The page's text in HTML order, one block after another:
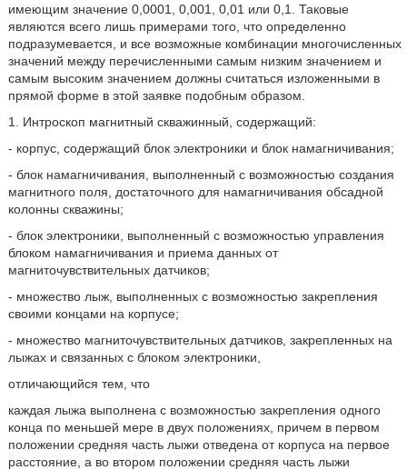
имеющим значение 0,0001, 0,001, 0,01 или 0,1. Таковые
являются всего лишь примерами того, что определенно
подразумевается, и все возможные комбинации многочисленных
значений между перечисленными самым низким значением и
самым высоким значением должны считаться изложенными в
прямой форме в этой заявке подобным образом.
1. Интроскоп магнитный скважинный, содержащий:
- корпус, содержащий блок электроники и блок намагничивания;
- блок намагничивания, выполненный с возможностью создания
магнитного поля, достаточного для намагничивания обсадной
колонны скважины;
- блок электроники, выполненный с возможностью управления
блоком намагничивания и приема данных от
магниточувствительных датчиков;
- множество лыж, выполненных с возможностью закрепления
своими концами на корпусе;
- множество магниточувствительных датчиков, закрепленных на
лыжах и связанных с блоком электроники,
отличающийся тем, что
каждая лыжа выполнена с возможностью закрепления одного
конца по меньшей мере в двух положениях, причем в первом
положении средняя часть лыжи отведена от корпуса на первое
расстояние, а во втором положении средняя часть лыжи